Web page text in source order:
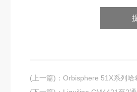
(上一篇) ： Orbisphere 51X系列哈